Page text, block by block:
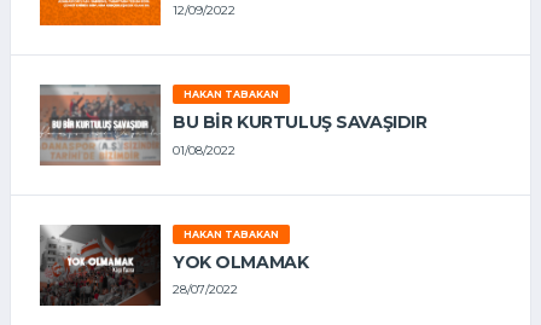
12/09/2022
HAKAN TABAKAN
BU BİR KURTULUŞ SAVAŞIDIR
01/08/2022
HAKAN TABAKAN
YOK OLMAMAK
28/07/2022